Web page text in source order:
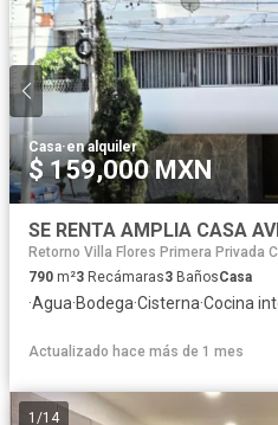
Casa·en alquiler
$ 159,000 MXN
Retorno Villa Flores Primera Privada
790 m²3 Recámaras3 BañosCasa
·Agua·Bodega·Cisterna·Cocina
Actualizado hace más de 1 mes
1 /14